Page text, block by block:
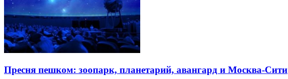
Пресня пешком: зоопарк, планетарий, авангард и Москва-Сити